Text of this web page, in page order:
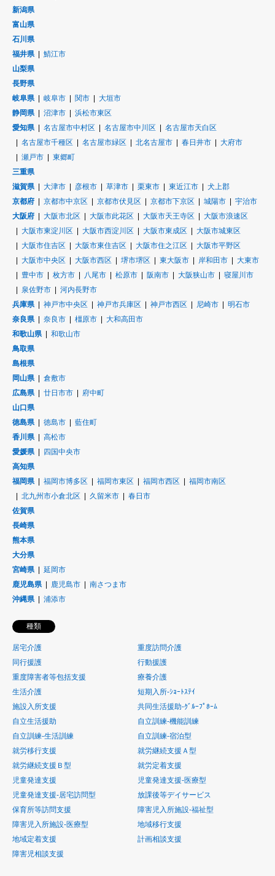
新潟県
富山県
石川県
福井県
鯖江市
山梨県
長野県
岐阜県
岐阜市 関市
大垣市
静岡県
沼津市
浜松市東区
愛知県
名古屋市中村区 名古屋市中川区
名古屋市天白区
名古屋市千種区
名古屋市緑区 北名古屋市 春日井市
大府市
瀬戸市
東郷町
三重県
滋賀県
大津市 彦根市 草津市 栗東市 東近江市
犬上郡
京都府
京都市中京区 京都市伏見区 京都市下京区 城陽市
宇治市
大阪府
大阪市北区 大阪市此花区 大阪市天王寺区
大阪市浪速区
大阪市東淀川区
大阪市西淀川区 大阪市東成区
大阪市城東区
大阪市住吉区
大阪市東住吉区 大阪市住之江区
大阪市平野区
大阪市中央区
大阪市西区 堺市堺区 東大阪市 岸和田市
大東市
豊中市
枚方市 八尾市 松原市 阪南市 大阪狭山市
寝屋川市
泉佐野市
河内長野市
兵庫県
神戸市中央区 神戸市兵庫区 神戸市西区 尼崎市
明石市
奈良県
奈良市 橿原市
大和高田市
和歌山県
和歌山市
鳥取県
島根県
岡山県
倉敷市
広島県
廿日市市
府中町
山口県
徳島県
徳島市
藍住町
香川県
高松市
愛媛県
四国中央市
高知県
福岡県
福岡市博多区 福岡市東区 福岡市西区
福岡市南区
北九州市小倉北区
久留米市
春日市
佐賀県
長崎県
熊本県
大分県
宮崎県
延岡市
鹿児島県
鹿児島市
南さつま市
沖縄県
浦添市
種類
居宅介護
重度訪問介護
同行援護
行動援護
重度障害者等包括支援
療養介護
生活介護
短期入所-ｼｮｰﾄｽﾃｲ
施設入所支援
共同生活援助-ｸﾞﾙｰﾌﾟﾎｰﾑ
自立生活援助
自立訓練-機能訓練
自立訓練-生活訓練
自立訓練-宿泊型
就労移行支援
就労継続支援Ａ型
就労継続支援Ｂ型
就労定着支援
児童発達支援
児童発達支援-医療型
児童発達支援-居宅訪問型
放課後等デイサービス
保育所等訪問支援
障害児入所施設-福祉型
障害児入所施設-医療型
地域移行支援
地域定着支援
計画相談支援
障害児相談支援